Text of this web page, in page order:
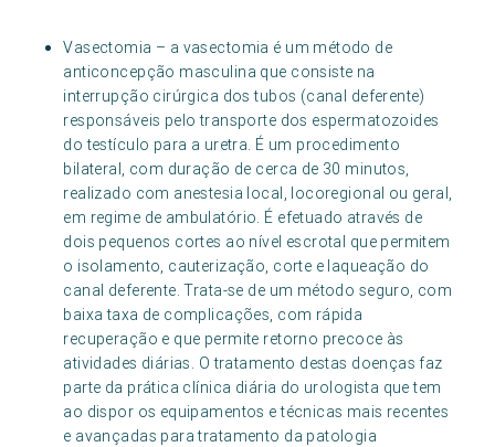
Vasectomia – a vasectomia é um método de
anticoncepção masculina que consiste na
interrupção cirúrgica dos tubos (canal deferente)
responsáveis pelo transporte dos espermatozoides
do testículo para a uretra. É um procedimento
bilateral, com duração de cerca de 30 minutos,
realizado com anestesia local, locoregional ou geral,
em regime de ambulatório. É efetuado através de
dois pequenos cortes ao nível escrotal que permitem
o isolamento, cauterização, corte e laqueação do
canal deferente. Trata-se de um método seguro, com
baixa taxa de complicações, com rápida
recuperação e que permite retorno precoce às
atividades diárias. O tratamento destas doenças faz
parte da prática clínica diária do urologista que tem
ao dispor os equipamentos e técnicas mais recentes
e avançadas para tratamento da patologia